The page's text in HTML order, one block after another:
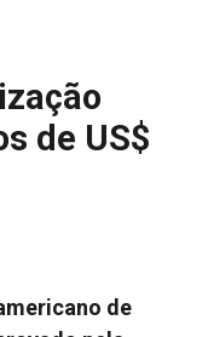
de US$
de